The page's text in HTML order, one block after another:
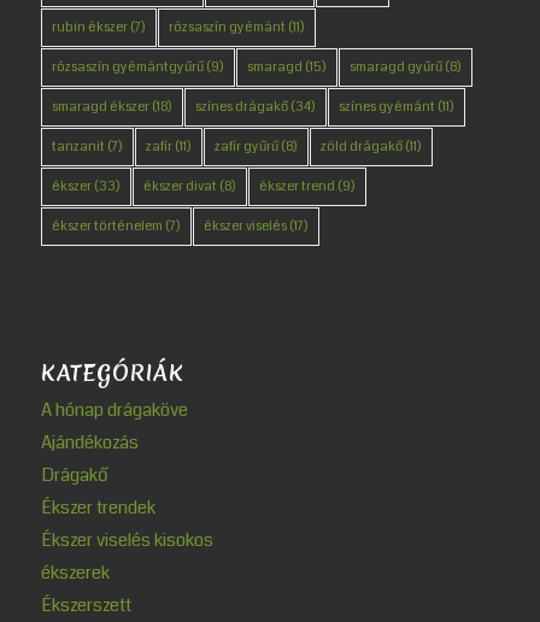
rubin ékszer(7) rózsaszín gyémánt (11)
rózsaszín gyémántgyűrű(9) smaragd (15) smaragd gyűrű(8)
smaragd ékszer(18) színes drágakő(34) színes gyémánt (11)
tanzanit (7) zafír(11) zafír gyűrű(8) zöld drágakő(11)
ékszer(33) ékszer divat (8) ékszer trend (9)
ékszer történelem (7) ékszer viselés(17)
KATEGÓRIÁK
A hónap drágaköve
Ajándékozás
Drágakő
Ékszer trendek
Ékszer viselés kisokos
ékszerek
Ékszerszett